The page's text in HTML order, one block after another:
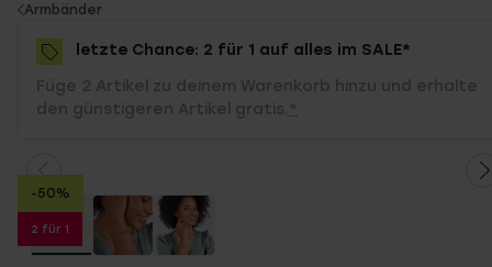
You
are
here:
Armbänder
letzte Chance: 2 für 1 auf alles im SALE*
Füge 2 Artikel zu deinem Warenkorb hinzu und erhalte
den günstigeren Artikel gratis. *
-50%
2 für 1